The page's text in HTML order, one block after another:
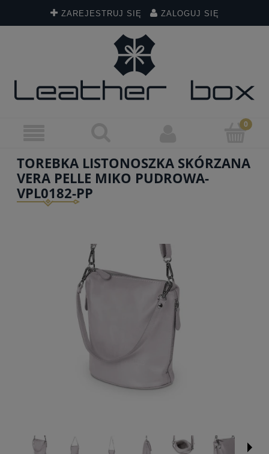
ZAREJESTRUJ SIĘ ZALOGUJ SIĘ
TOREBKA LISTONOSZKA SKÓRZANA
VERA PELLE MIKO PUDROWA-
VPL0182-PP